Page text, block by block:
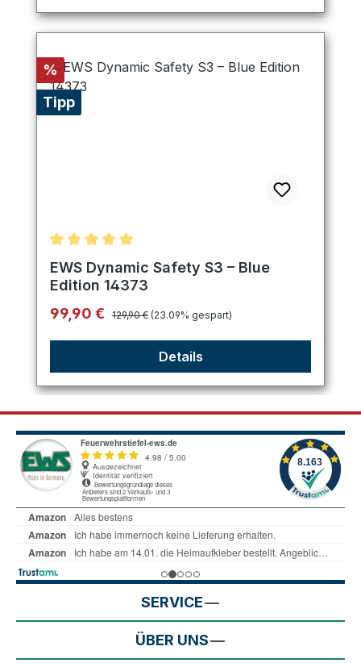
Rabatt
%
Tipp
Durchschnittliche Bewertung von 5 von 5 Sternen
EWS Dynamic Safety S3 – Blue
Edition 14373
Verkaufspreis:
99,90 € Regulärer Preis:
129,90 € (23.09% gespart)
Details
SERVICE
ÜBER UNS